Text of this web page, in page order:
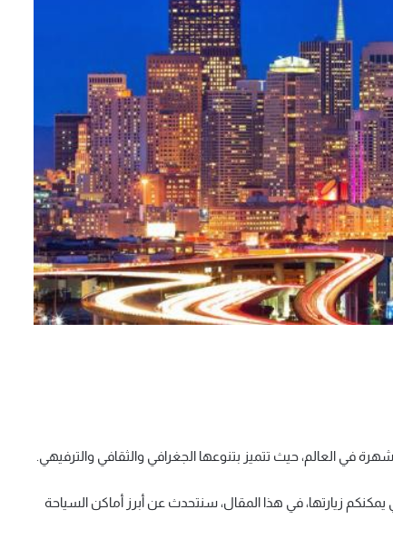
في العالم، حيث تتميز بتنوعها الجغرافي والثقافي والترفيهي.
يمكنكم زيارتها، في هذا المقال، سنتحدث عن أبرز أماكن السياحة